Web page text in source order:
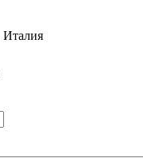
Италия